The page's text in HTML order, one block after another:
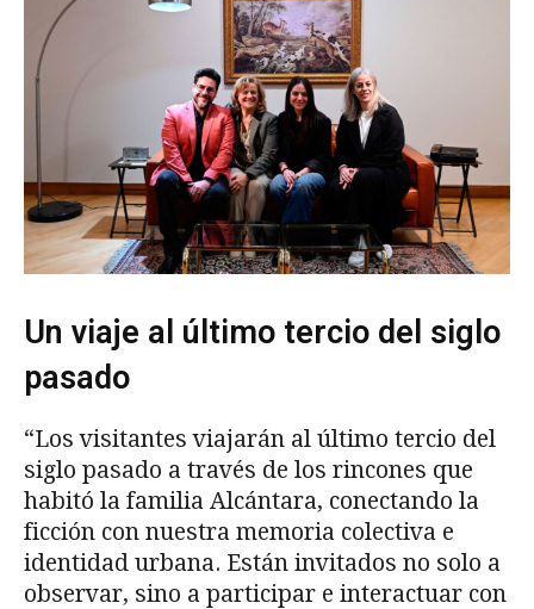
Un viaje al último tercio del siglo
pasado
“Los visitantes viajarán al último tercio del
siglo pasado a través de los rincones que
habitó la familia Alcántara, conectando la
ficción con nuestra memoria colectiva e
identidad urbana. Están invitados no solo a
observar, sino a participar e interactuar con